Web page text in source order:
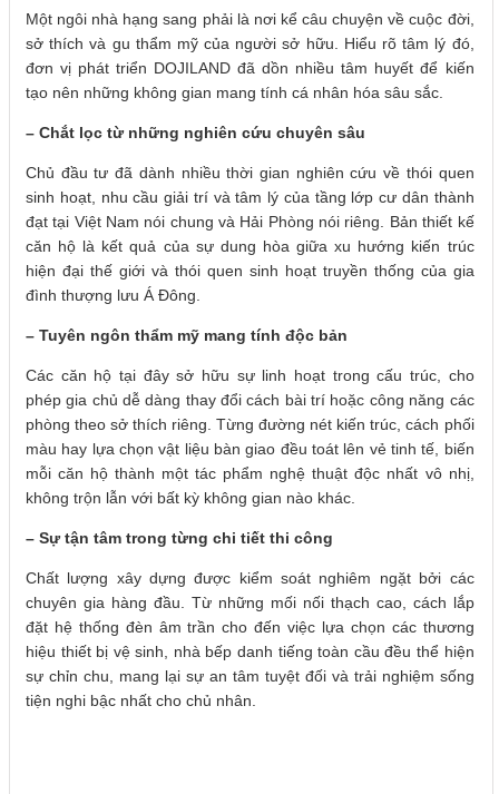
Một ngôi nhà hạng sang phải là nơi kể câu chuyện về cuộc đời,
sở thích và gu thẩm mỹ của người sở hữu. Hiểu rõ tâm lý đó,
đơn vị phát triển DOJILAND đã dồn nhiều tâm huyết để kiến
tạo nên những không gian mang tính cá nhân hóa sâu sắc.
– Chắt lọc từ những nghiên cứu chuyên sâu
Chủ đầu tư đã dành nhiều thời gian nghiên cứu về thói quen
sinh hoạt, nhu cầu giải trí và tâm lý của tầng lớp cư dân thành
đạt tại Việt Nam nói chung và Hải Phòng nói riêng. Bản thiết kế
căn hộ là kết quả của sự dung hòa giữa xu hướng kiến trúc
hiện đại thế giới và thói quen sinh hoạt truyền thống của gia
đình thượng lưu Á Đông.
– Tuyên ngôn thẩm mỹ mang tính độc bản
Các căn hộ tại đây sở hữu sự linh hoạt trong cấu trúc, cho
phép gia chủ dễ dàng thay đổi cách bài trí hoặc công năng các
phòng theo sở thích riêng. Từng đường nét kiến trúc, cách phối
màu hay lựa chọn vật liệu bàn giao đều toát lên vẻ tinh tế, biến
mỗi căn hộ thành một tác phẩm nghệ thuật độc nhất vô nhị,
không trộn lẫn với bất kỳ không gian nào khác.
– Sự tận tâm trong từng chi tiết thi công
Chất lượng xây dựng được kiểm soát nghiêm ngặt bởi các
chuyên gia hàng đầu. Từ những mối nối thạch cao, cách lắp
đặt hệ thống đèn âm trần cho đến việc lựa chọn các thương
hiệu thiết bị vệ sinh, nhà bếp danh tiếng toàn cầu đều thể hiện
sự chỉn chu, mang lại sự an tâm tuyệt đối và trải nghiệm sống
tiện nghi bậc nhất cho chủ nhân.